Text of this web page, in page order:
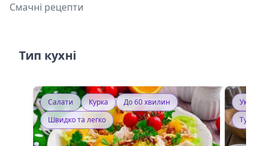
Смачні рецепти
Тип кухні
Салати Курка
До 60 хвилин
Швидко та легко